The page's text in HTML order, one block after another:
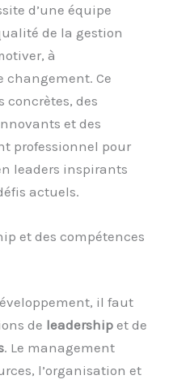
d’une équipe
de la gestion
à
changement. Ce
concrètes, des
et des
professionnel pour
leaders inspirants
actuels.
et des compétences
il faut
de leadership et de
. Le management
l’organisation et